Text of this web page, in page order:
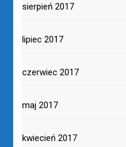
sierpień 2017
lipiec 2017
czerwiec 2017
maj 2017
kwiecień 2017